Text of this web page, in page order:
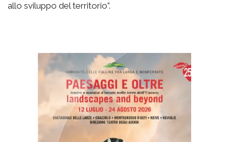
allo sviluppo del territorio”.